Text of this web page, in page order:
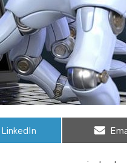
Share
on
LinkedIn on